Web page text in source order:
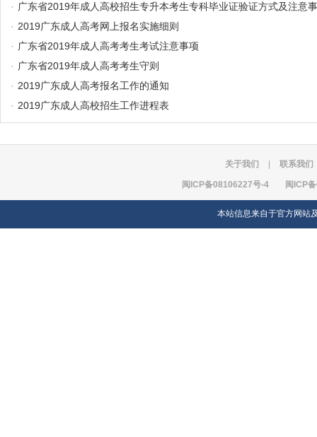
· 广东省2019年成人高校招生专升本考生专科毕业证验证方式及注意事
· 2019广东成人高考网上报名实施细则
· 广东省2019年成人高考考生考试注意事项
· 广东省2019年成人高考考生守则
· 2019广东成人高考报名工作的通知
· 2019广东成人高校招生工作进程表
关于我们 联系我们
闽ICP备08106227号-4 闽ICP
本站信息来自于官方网站